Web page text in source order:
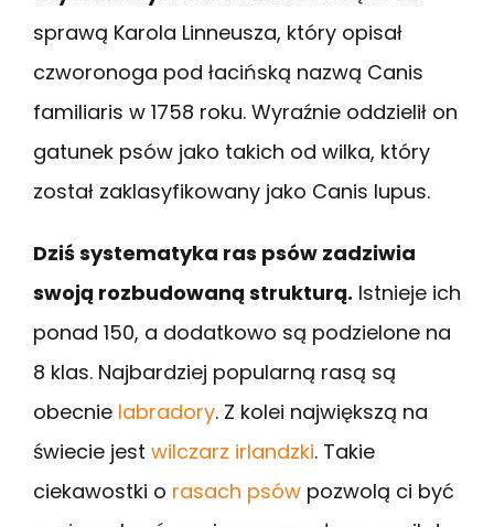
sprawą Karola Linneusza, który opisał
czworonoga pod łacińską nazwą Canis
familiaris w 1758 roku. Wyraźnie oddzielił on
gatunek psów jako takich od wilka, który
został zaklasyfikowany jako Canis lupus.
Dziś systematyka ras psów zadziwia
swoją rozbudowaną strukturą. Istnieje ich
ponad 150, a dodatkowo są podzielone na
8 klas. Najbardziej popularną rasą są
obecnie labradory. Z kolei największą na
świecie jest wilczarz irlandzki. Takie
ciekawostki o rasach psów pozwolą ci być